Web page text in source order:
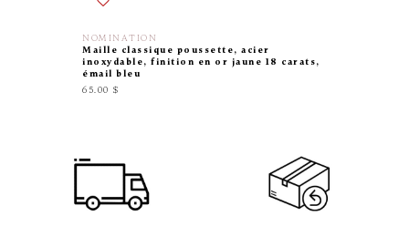
NOMINATION
Maille classique poussette, acier
inoxydable, finition en or jaune 18 carats,
émail bleu
65.00 $